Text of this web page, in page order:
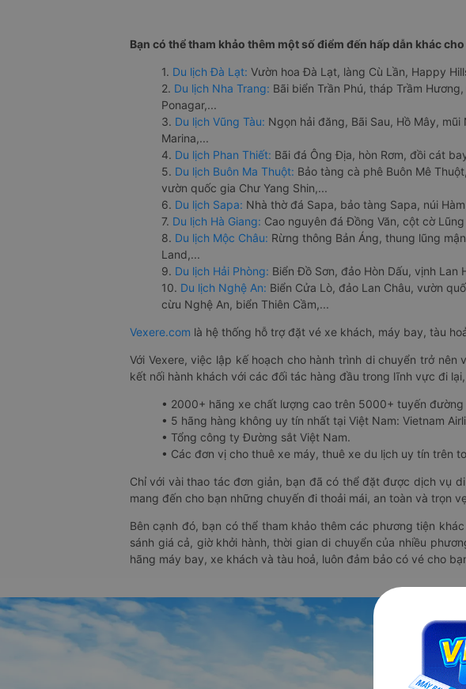
Bạn có thể tham khảo thêm một số điểm đến hấp dẫn khác
1. Du lịch Đà Lạt: Vườn hoa Đà Lạt, làng Cù Lần, Happy
2. Du lịch Nha Trang: Bãi biển Trần Phú, tháp Trầm
Ponagar,...
3. Du lịch Vũng Tàu: Ngọn hải đăng, Bãi Sau, Hồ Mây,
Marina,...
4. Du lịch Phan Thiết: Bãi đá Ông Địa, hòn Rơm, đồi cát
5. Du lịch Buôn Ma Thuột: Bảo tàng cà phê Buôn Mê
vườn quốc gia Chư Yang Shin,...
6. Du lịch Sapa: Nhà thờ đá Sapa, bảo tàng Sapa, núi
7. Du lịch Hà Giang: Cao nguyên đá Đồng Văn, cột cờ
8. Du lịch Mộc Châu: Rừng thông Bản Áng, thung lũng
Land,...
9. Du lịch Hải Phòng: Biển Đồ Sơn, đảo Hòn Dấu, vịnh Lan
10. Du lịch Nghệ An: Biển Cửa Lò, đảo Lan Châu, vườn
cừu Nghệ An, biển Thiên Cầm,...
Vexere.com là hệ thống hỗ trợ đặt vé xe khách, máy bay, tàu
Với Vexere, việc lập kế hoạch cho hành trình di chuyển trở
kết nối hành khách với các đối tác hàng đầu trong lĩnh vực đi
• 2000+ hãng xe chất lượng cao trên 5000+ tuyến
• 5 hãng hàng không uy tín nhất tại Việt Nam: Vietnam
• Tổng công ty Đường sắt Việt Nam.
• Các đơn vị cho thuê xe máy, thuê xe du lịch uy tín trên
Chỉ với vài thao tác đơn giản, bạn đã có thể đặt được dịch vụ
mang đến cho bạn những chuyến đi thoải mái, an toàn và trọn
Bên cạnh đó, bạn có thể tham khảo thêm các phương tiện
sánh giá cả, giờ khởi hành, thời gian di chuyển của nhiều
hãng máy bay, xe khách và tàu hoả, luôn đảm bảo có vé cho